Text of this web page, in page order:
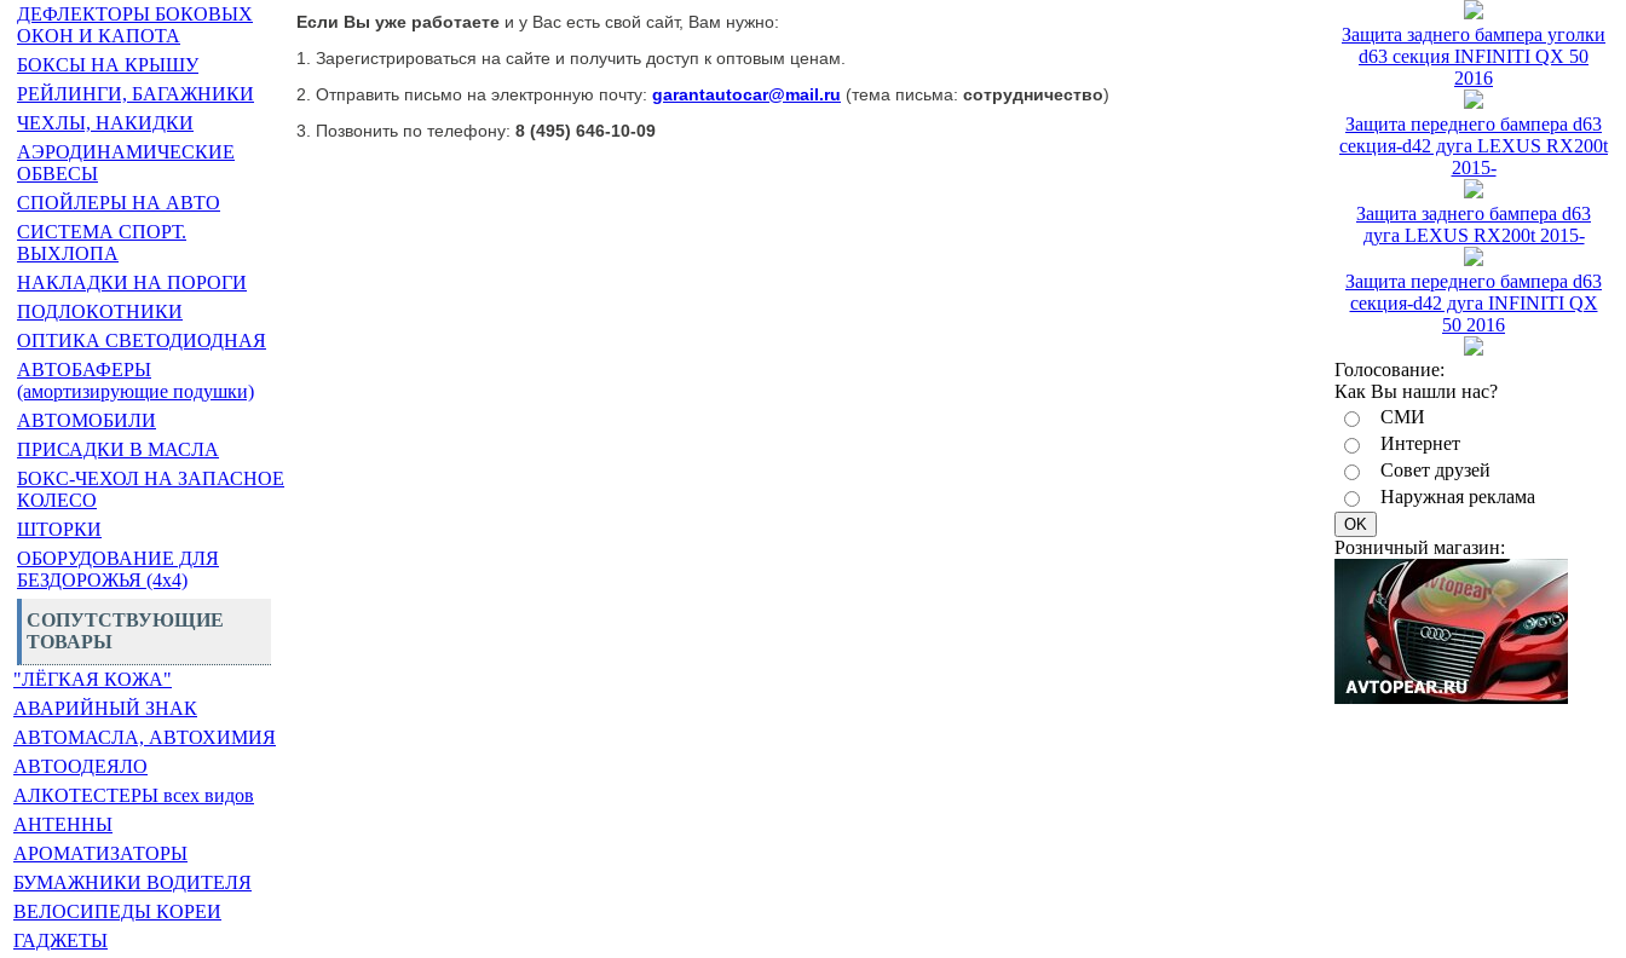
ДЕФЛЕКТОРЫ БОКОВЫХ
ОКОН И КАПОТА
БОКСЫ НА КРЫШУ
РЕЙЛИНГИ, БАГАЖНИКИ
ЧЕХЛЫ, НАКИДКИ
АЭРОДИНАМИЧЕСКИЕ
ОБВЕСЫ
СПОЙЛЕРЫ НА АВТО
СИСТЕМА СПОРТ.
ВЫХЛОПА
НАКЛАДКИ НА ПОРОГИ
ПОДЛОКОТНИКИ
ОПТИКА СВЕТОДИОДНАЯ
АВТОБАФЕРЫ
(амортизирующие подушки)
АВТОМОБИЛИ
ПРИСАДКИ В МАСЛА
БОКС-ЧЕХОЛ НА ЗАПАСНОЕ
КОЛЕСО
ШТОРКИ
ОБОРУДОВАНИЕ ДЛЯ
БЕЗДОРОЖЬЯ (4x4)
СОПУТСТВУЮЩИЕ
ТОВАРЫ
"ЛЁГКАЯ КОЖА"
АВАРИЙНЫЙ ЗНАК
АВТОМАСЛА, АВТОХИМИЯ
АВТООДЕЯЛО
АЛКОТЕСТЕРЫ всех видов
АНТЕННЫ
АРОМАТИЗАТОРЫ
БУМАЖНИКИ ВОДИТЕЛЯ
ВЕЛОСИПЕДЫ КОРЕИ
ГАДЖЕТЫ
Если Вы уже работаете и у Вас есть свой сайт, Вам нужно:
1. Зарегистрироваться на сайте и получить доступ к оптовым ценам.
2. Отправить письмо на электронную почту: garantautocar@mail.ru (тема письма: сотрудничество)
3. Позвонить по телефону: 8 (495) 646-10-09
Защита заднего бампера уголки
d63 секция INFINITI QX 50
2016
Защита переднего бампера d63
секция-d42 дуга LEXUS RX200t
2015-
Защита заднего бампера d63
дуга LEXUS RX200t 2015-
Защита переднего бампера d63
секция-d42 дуга INFINITI QX
50 2016
Голосование:
Как Вы нашли нас?
СМИ
Интернет
Совет друзей
Наружная реклама
Розничный магазин: